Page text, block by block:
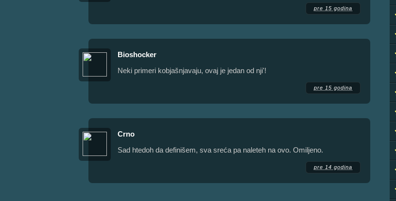
pre 15 godina
Bioshocker
Neki primeri kobjašnjavaju, ovaj je jedan od nji'!
pre 15 godina
Crno
Sad htedoh da definišem, sva sreća pa naleteh na ovo. Omiljeno.
pre 14 godina